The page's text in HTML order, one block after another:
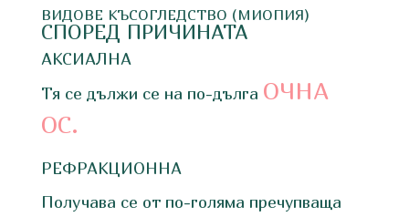
ВИДОВЕ КЪСОГЛЕДСТВО (МИОПИЯ)
СПОРЕД ПРИЧИНАТА
АКСИАЛНА
Тя се дължи се на по-дълга ОЧНА
ОС.
РЕФРАКЦИОННА
Получава се от по-голяма пречупваща